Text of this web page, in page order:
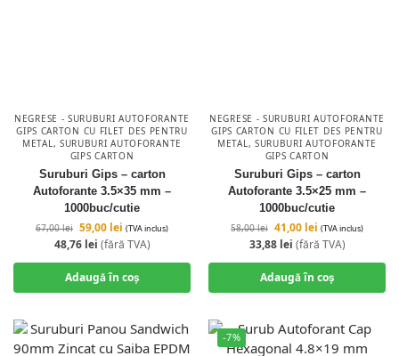
NEGRESE - SURUBURI AUTOFORANTE
GIPS CARTON CU FILET DES PENTRU
METAL , SURUBURI AUTOFORANTE
GIPS CARTON
Suruburi Gips – carton
Autoforante 3.5×35 mm –
1000buc/cutie
67,00lei 59,00 lei (TVA inclus)
48,76 lei (fără TVA)
Adaugă în coș
NEGRESE - SURUBURI AUTOFORANTE
GIPS CARTON CU FILET DES PENTRU
METAL , SURUBURI AUTOFORANTE
GIPS CARTON
Suruburi Gips – carton
Autoforante 3.5×25 mm –
1000buc/cutie
58,00lei 41,00 lei (TVA inclus)
33,88 lei (fără TVA)
Adaugă în coș
-7%